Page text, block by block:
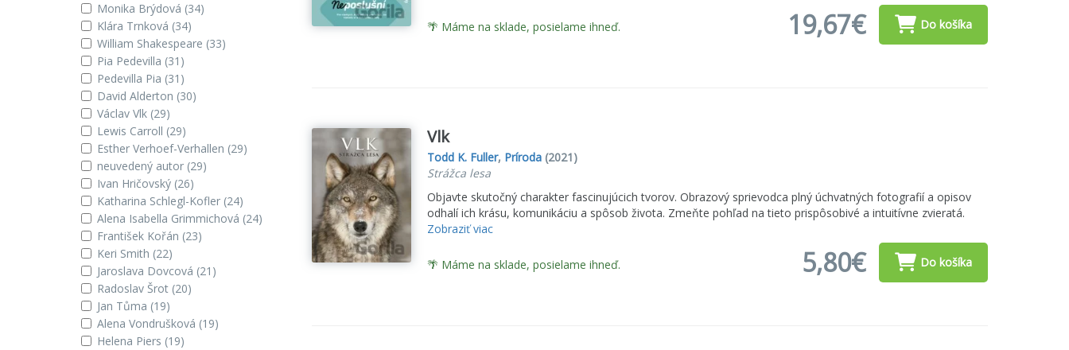
Monika Brýdová (34)
Klára Trnková (34)
William Shakespeare (33)
Pia Pedevilla (31)
Pedevilla Pia (31)
David Alderton (30)
Václav Vlk (29)
Lewis Carroll (29)
Esther Verhoef-Verhallen (29)
neuvedený autor (29)
Ivan Hričovský (26)
Katharina Schlegl-Kofler (24)
Alena Isabella Grimmichová (24)
František Kořán (23)
Keri Smith (22)
Jaroslava Dovcová (21)
Radoslav Šrot (20)
Jan Tůma (19)
Alena Vondrušková (19)
Helena Piers (19)
🌴 Máme na sklade, posielame ihneď. 19,67€ Do košíka
Vlk
Todd K. Fuller, Príroda(2021)
Strážca lesa
Objavte skutočný charakter fascinujúcich tvorov. Obrazový sprievodca plný úchvatných fotografií a opisov
odhalí ich krásu, komunikáciu a spôsob života. Zmeňte pohľad na tieto prispôsobivé a intuitívne zvieratá.
Zobraziť viac
🌴 Máme na sklade, posielame ihneď. 5,80€ Do košíka